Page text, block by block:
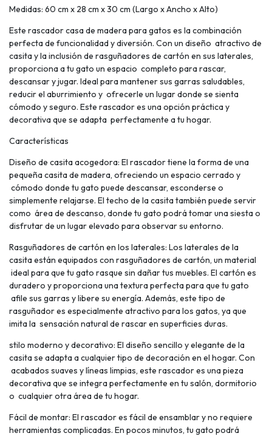
Medidas: 60 cm x 28 cm x 30 cm (Largo x Ancho x Alto)
Este rascador casa de madera para gatos es la combinación
perfecta de funcionalidad y diversión. Con un diseño atractivo de
casita y la inclusión de rasguñadores de cartón en sus laterales,
proporciona a tu gato un espacio completo para rascar,
descansar y jugar. Ideal para mantener sus garras saludables,
reducir el aburrimiento y ofrecerle un lugar donde se sienta
cómodo y seguro. Este rascador es una opción práctica y
decorativa que se adapta perfectamente a tu hogar.
Características
Diseño de casita acogedora: El rascador tiene la forma de una
pequeña casita de madera, ofreciendo un espacio cerrado y
cómodo donde tu gato puede descansar, esconderse o
simplemente relajarse. El techo de la casita también puede servir
como área de descanso, donde tu gato podrá tomar una siesta o
disfrutar de un lugar elevado para observar su entorno.
Rasguñadores de cartón en los laterales: Los laterales de la
casita están equipados con rasguñadores de cartón, un material
ideal para que tu gato rasque sin dañar tus muebles. El cartón es
duradero y proporciona una textura perfecta para que tu gato
afile sus garras y libere su energía. Además, este tipo de
rasguñador es especialmente atractivo para los gatos, ya que
imita la sensación natural de rascar en superficies duras.
stilo moderno y decorativo: El diseño sencillo y elegante de la
casita se adapta a cualquier tipo de decoración en el hogar. Con
acabados suaves y líneas limpias, este rascador es una pieza
decorativa que se integra perfectamente en tu salón, dormitorio
o cualquier otra área de tu hogar.
Fácil de montar: El rascador es fácil de ensamblar y no requiere
herramientas complicadas. En pocos minutos, tu gato podrá